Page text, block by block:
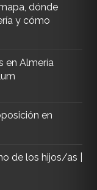
dónde
y cómo
en Almería
en
de los hijos/as |